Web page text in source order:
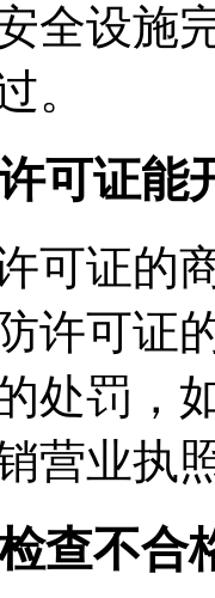
全设施
。
可证能
可证的
许可证
处罚，
营业执
查不合